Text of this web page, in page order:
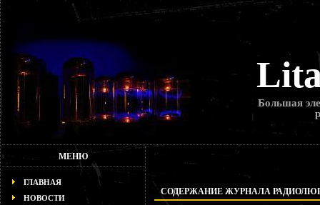
Большая
МЕНЮ
ГЛАВНАЯ
НОВОСТИ
СОДЕРЖАНИЕ ЖУРНАЛА